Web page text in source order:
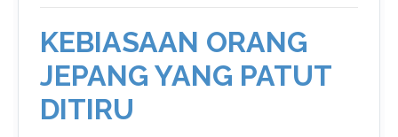
KEBIASAAN ORANG
JEPANG YANG PATUT
DITIRU